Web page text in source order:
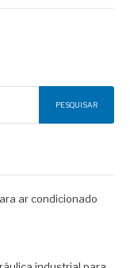
PESQUISAR
ar condicionado